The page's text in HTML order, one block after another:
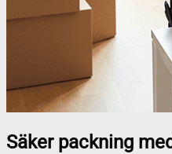
Säker packning